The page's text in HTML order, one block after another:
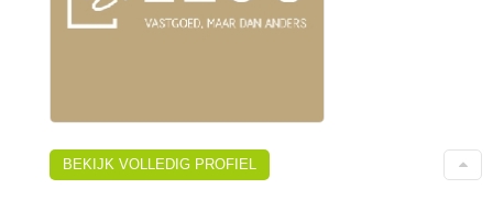
BEKIJK VOLLEDIG PROFIEL